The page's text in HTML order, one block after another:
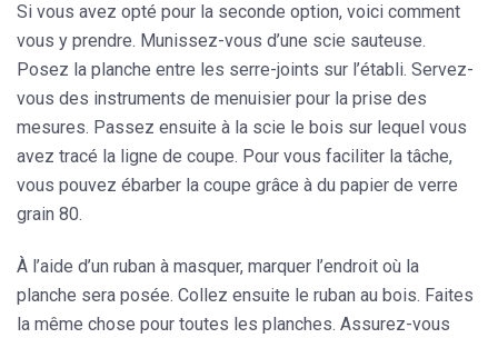
Si vous avez opté pour la seconde option, voici comment
vous y prendre. Munissez-vous d’une scie sauteuse.
Posez la planche entre les serre-joints sur l’établi. Servez-
vous des instruments de menuisier pour la prise des
mesures. Passez ensuite à la scie le bois sur lequel vous
avez tracé la ligne de coupe. Pour vous faciliter la tâche,
vous pouvez ébarber la coupe grâce à du papier de verre
grain 80.
À l’aide d’un ruban à masquer, marquer l’endroit où la
planche sera posée. Collez ensuite le ruban au bois. Faites
la même chose pour toutes les planches. Assurez-vous